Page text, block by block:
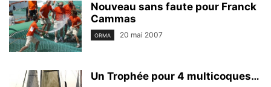
Nouveau sans faute pour Franck
Cammas
ORMA 20 mai 2007
Un Trophée pour 4 multicoques…